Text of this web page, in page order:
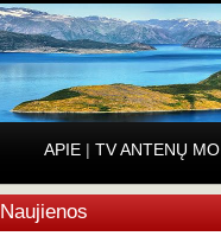
APIE | TV ANTENŲ
Naujienos